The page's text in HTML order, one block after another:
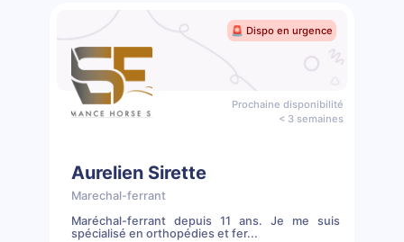
🚨 Dispo en urgence
Prochaine disponibilité
< 3 semaines
Aurelien Sirette
Marechal-ferrant
Maréchal-ferrant depuis 11 ans. Je me suis
spécialisé en orthopédies et fer...